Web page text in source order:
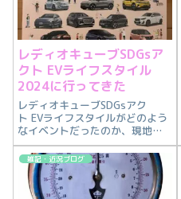
レディオキューブSDGsア
クト EVライフスタイル
2024に行ってきた
レディオキューブSDGsアク
ト EVライフスタイルがどのよう
なイベントだったのか、現地の
様子をシェアしたいと思いま
す。雑記・近況ブログ